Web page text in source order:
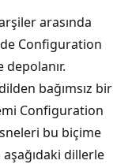
arasında
Configuration
bağımsız bir
Configuration
bu biçime
dillerle